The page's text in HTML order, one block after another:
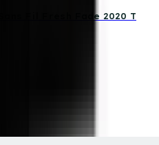
Fil Fresh Fade 2020 T